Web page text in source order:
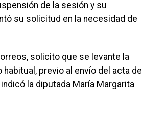
de la sesión y su
su solicitud en la necesidad de
solicito que se levante la
previo al envío del acta de
la diputada María Margarita